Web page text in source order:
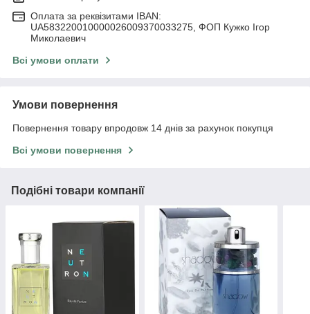
Оплата за реквізитами IBAN:
UA583220010000026009370033275, ФОП Кужко Ігор
Миколаевич
Всі умови оплати
Умови повернення
Повернення товару впродовж 14 днів за рахунок покупця
Всі умови повернення
Подібні товари компанії